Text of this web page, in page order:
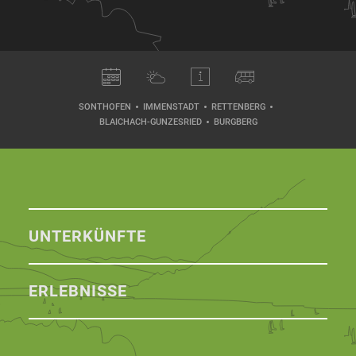
SONTHOFEN IMMENSTADT
RETTENBERG
BLAICHACH-GUNZESRIED
BURGBERG
UNTERKÜNFTE
ERLEBNISSE